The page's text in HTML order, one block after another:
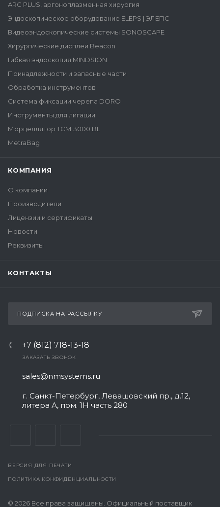
ARC PLUS, аргоноплазменная хирургия
Эндоскопическое оборудование ELEPS | ЭЛЕПС
Видеоэндоскопические системы SONOSCAPE
Хирургические дисплеи Beacon
Гибкая эндоскопия MINDSION
Принадлежности и запасные части
Обработка инструментов
Система фиксации черепа DORO
Инструменты для лигации
Морцеллятор ТСМ 3000 BL
MetraBag
КОМПАНИЯ
О компании
Производители
Лицензии и сертификаты
Новости
Реквизиты
КОНТАКТЫ
ПОДПИСКА НА РАССЫЛКУ
+7 (812) 718-13-18
ЗАКАЗАТЬ ЗВОНОК
sales@nmsystems.ru
г. Санкт-Петербург, Левашовский пр., д.12,
литера А, пом. 1Н часть 280
ВЕРСИЯ ДЛЯ ПЕЧАТИ
ПОЛИТИКА КОНФИДЕНЦИАЛЬНОСТИ
© 2026 Все права защищены. Официальный поставщик